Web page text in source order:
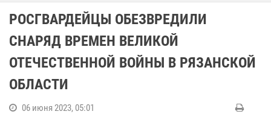
РОСГВАРДЕЙЦЫ ОБЕЗВРЕДИЛИ
СНАРЯД ВРЕМЕН ВЕЛИКОЙ
ОТЕЧЕСТВЕННОЙ ВОЙНЫ В РЯЗАНСКОЙ
ОБЛАСТИ
06 июня 2023, 05:01